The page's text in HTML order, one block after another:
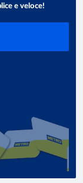
e veloce!